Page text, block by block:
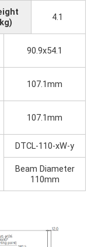
4.1
90.9x54.1
107.1mm
107.1mm
DTCL-110-xW-y
Beam Diameter
110mm